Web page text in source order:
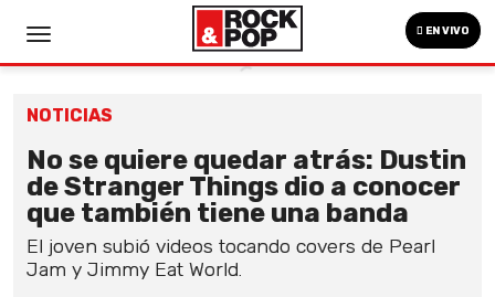
EN VIVO
NOTICIAS
No se quiere quedar atrás: Dustin
de Stranger Things dio a conocer
que también tiene una banda
El joven subió videos tocando covers de Pearl
Jam y Jimmy Eat World.